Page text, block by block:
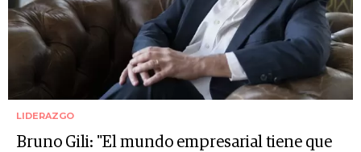
LIDERAZGO
Bruno Gili: "El mundo empresarial tiene que